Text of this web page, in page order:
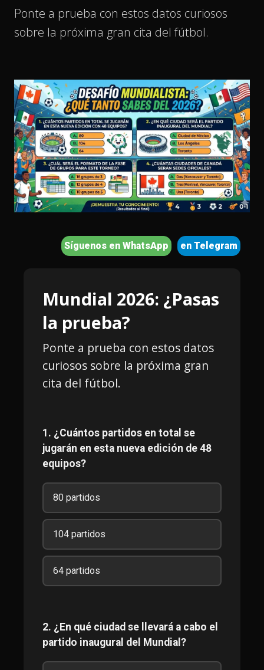
Ponte a prueba con estos datos curiosos
sobre la próxima gran cita del fútbol.
en Telegram
Síguenos en WhatsApp
Mundial 2026: ¿Pasas
la prueba?
Ponte a prueba con estos datos
curiosos sobre la próxima gran
cita del fútbol.
1. ¿Cuántos partidos en total se
jugarán en esta nueva edición de 48
equipos?
80 partidos
104 partidos
64 partidos
2. ¿En qué ciudad se llevará a cabo el
partido inaugural del Mundial?